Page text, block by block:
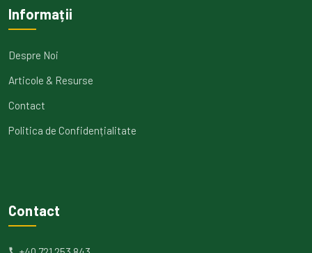
Informații
Despre Noi
Articole & Resurse
Contact
Politica de Confidențialitate
Contact